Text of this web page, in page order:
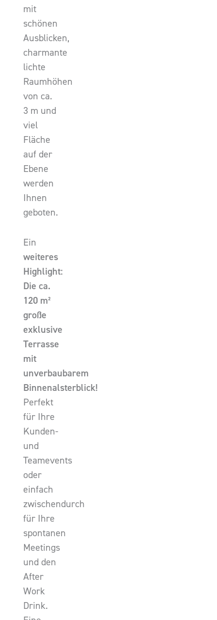
mit
schönen
Ausblicken,
charmante
lichte
Raumhöhen
von ca.
3 m und
viel
Fläche
auf der
Ebene
werden
Ihnen
geboten.
Ein
weiteres
Highlight:
Die ca.
120 m²
große
exklusive
Terrasse
mit
unverbaubarem
Binnenalsterblick!
Perfekt
für Ihre
Kunden-
und
Teamevents
oder
einfach
zwischendurch
für Ihre
spontanen
Meetings
und den
After
Work
Drink.